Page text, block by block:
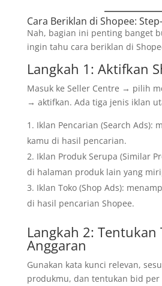
Cara Beriklan di Shopee:
Nah, bagian ini penting banget
ingin tahu cara beriklan di
Langkah 1: Aktifkan
Masuk ke Seller Centre → pilih
→ aktifkan. Ada tiga jenis iklan
Iklan Pencarian (Search Ads):
kamu di hasil pencarian.
Iklan Produk Serupa (Similar
di halaman produk lain yang
Iklan Toko (Shop Ads):
di hasil pencarian Shopee.
Langkah 2: Tentukan
Anggaran
Gunakan kata kunci relevan,
produkmu, dan tentukan bid per